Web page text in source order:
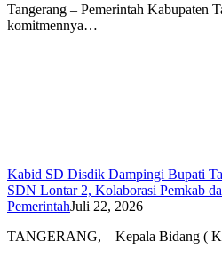
Tangerang – Pemerintah Kabupaten
komitmennya…
Kabid SD Disdik Dampingi Bupati
SDN Lontar 2, Kolaborasi Pemkab
PemerintahJuli 22, 2026
TANGERANG, – Kepala Bidang (